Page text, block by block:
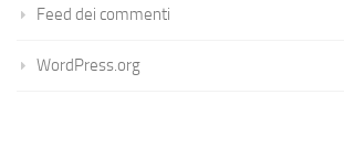
Feed dei commenti
WordPress.org